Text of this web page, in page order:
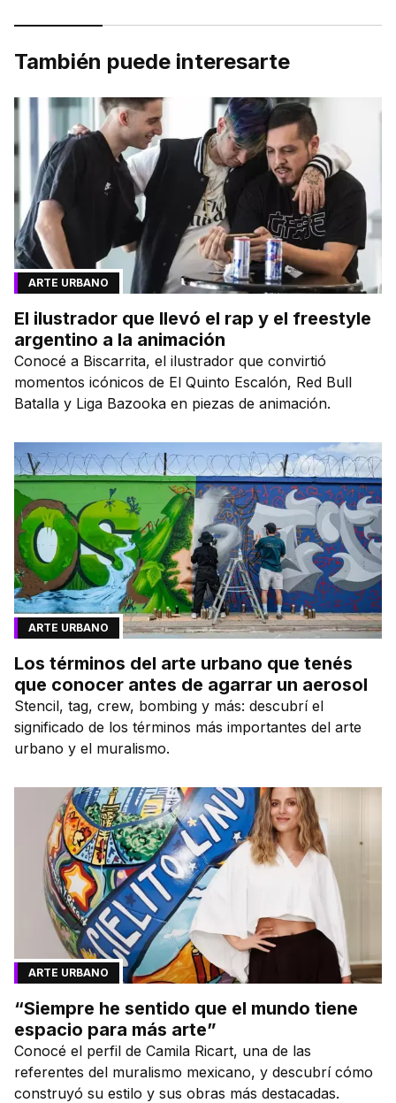
También puede interesarte
ARTE URBANO
El ilustrador que llevó el rap y el freestyle
argentino a la animación
Conocé a Biscarrita, el ilustrador que convirtió
momentos icónicos de El Quinto Escalón, Red Bull
Batalla y Liga Bazooka en piezas de animación.
ARTE URBANO
Los términos del arte urbano que tenés
que conocer antes de agarrar un aerosol
Stencil, tag, crew, bombing y más: descubrí el
significado de los términos más importantes del arte
urbano y el muralismo.
ARTE URBANO
“Siempre he sentido que el mundo tiene
espacio para más arte”
Conocé el perfil de Camila Ricart, una de las
referentes del muralismo mexicano, y descubrí cómo
construyó su estilo y sus obras más destacadas.